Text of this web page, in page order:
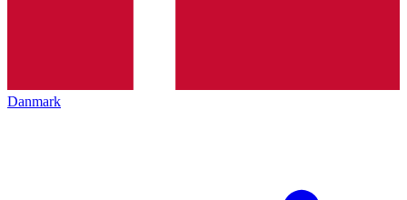
Danmark